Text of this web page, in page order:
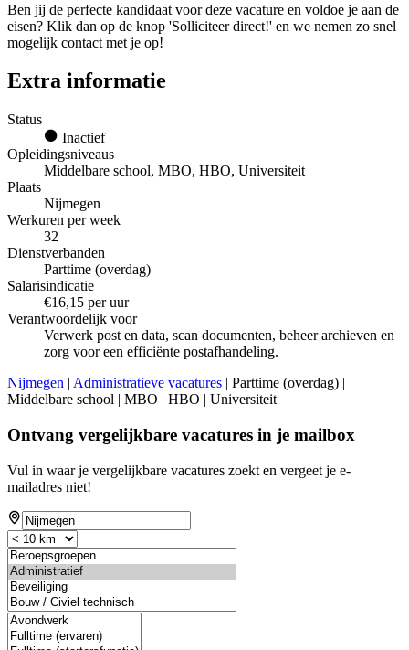
Ben jij de perfecte kandidaat voor deze vacature en voldoe je aan de
eisen? Klik dan op de knop 'Solliciteer direct!' en we nemen zo snel
mogelijk contact met je op!
Extra informatie
Status
Inactief
Opleidingsniveaus
Middelbare school, MBO, HBO, Universiteit
Plaats
Nijmegen
Werkuren per week
32
Dienstverbanden
Parttime (overdag)
Salarisindicatie
€16,15 per uur
Verantwoordelijk voor
Verwerk post en data, scan documenten, beheer archieven en
zorg voor een efficiënte postafhandeling.
Nijmegen | Administratieve vacatures | Parttime (overdag) |
Middelbare school | MBO | HBO | Universiteit
Ontvang vergelijkbare vacatures in je mailbox
Vul in waar je vergelijkbare vacatures zoekt en vergeet je e-
mailadres niet!